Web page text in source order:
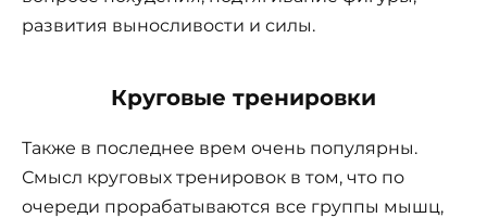
развития выносливости и силы.
Круговые тренировки
Также в последнее врем очень популярны.
Смысл круговых тренировок в том, что по
очереди прорабатываются все группы мышц,